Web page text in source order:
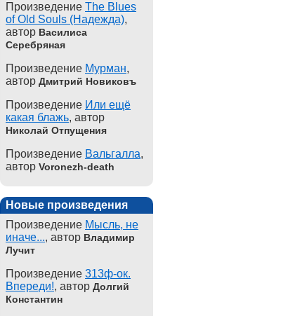
Произведение The Blues
of Old Souls (Надежда),
автор Василиса
Серебряная
Произведение Мурман,
автор Дмитрий Новиковъ
Произведение Или ещё
какая блажь, автор
Николай Отпущения
Произведение Вальгалла,
автор Voronezh-death
Новые произведения
Произведение Мысль, не
иначе..., автор Владимир
Лучит
Произведение 313ф-ок.
Впереди!, автор Долгий
Константин